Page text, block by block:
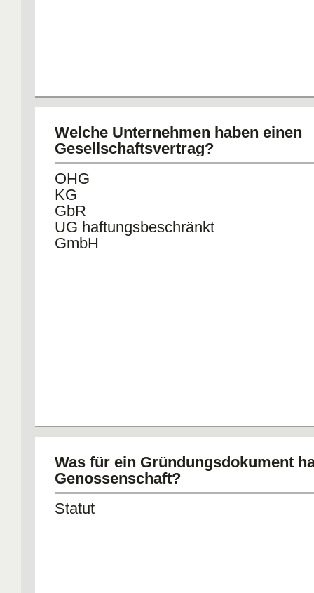
Welche Unternehmen haben einen
Gesellschaftsvertrag?
OHG
KG
GbR
UG haftungsbeschränkt
GmbH
Was für ein Gründungsdokument
Genossenschaft?
Statut